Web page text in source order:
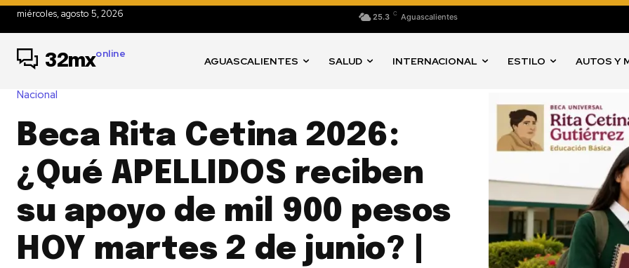
25.3 C Aguascalientes
miércoles, agosto 5, 2026
32mxonline
AGUASCALIENTES SALUD INTERNACIONAL ESTILO AUTOS Y
Nacional
Beca Rita Cetina 2026:
¿Qué APELLIDOS reciben
su apoyo de mil 900 pesos
HOY martes 2 de junio? |